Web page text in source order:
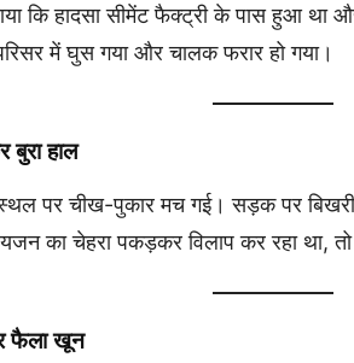
कि हादसा सीमेंट फैक्ट्री के पास हुआ
में घुस गया और चालक फरार हो गया।
बुरा हाल
पर चीख-पुकार मच गई। सड़क पर
का चेहरा पकड़कर विलाप कर रहा था, तो
फैला खून